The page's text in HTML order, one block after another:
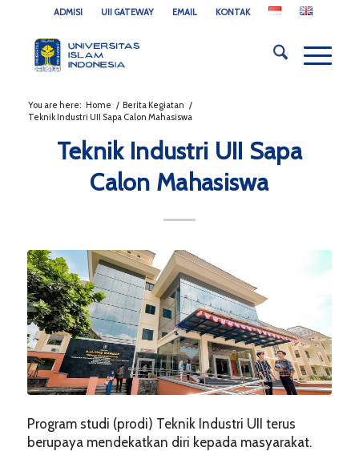
ADMISI UII GATEWAY EMAIL KONTAK
You are here: Home / Berita Kegiatan /
Teknik Industri UII Sapa Calon Mahasiswa
Teknik Industri UII Sapa
Calon Mahasiswa
Program studi (prodi) Teknik Industri UII terus
berupaya mendekatkan diri kepada masyarakat.